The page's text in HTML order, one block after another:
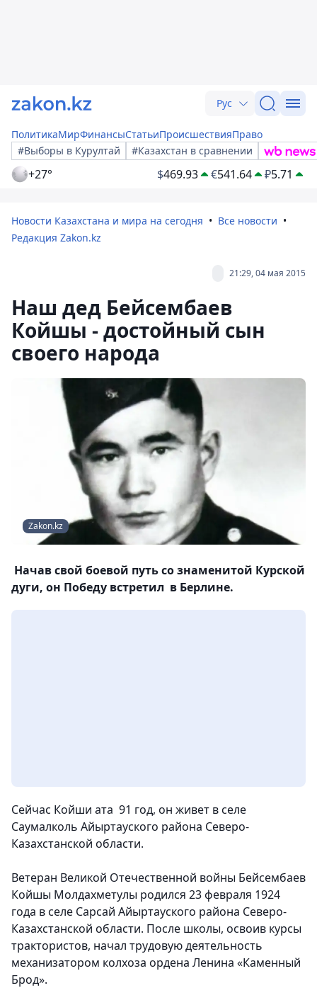
Рус
ПолитикаМирФинансыСтатьиПроисшествияПраво
#Выборы в Курултай
#Казахстан в сравнении
+27° $469.93 €541.64 ₽5.71
Новости Казахстана и мира на сегодня
Все новости
Редакция Zakon.kz
21:29, 04 мая 2015
Наш дед Бейсембаев
Койшы - достойный сын
своего народа
Zakon.kz
Начав свой боевой путь со знаменитой Курской
дуги, он Победу встретил в Берлине.
Сейчас Койши ата 91 год, он живет в селе
Саумалколь Айыртауского района Северо-
Казахстанской области.
Ветеран Великой Отечественной войны Бейсембаев
Койшы Молдахметулы родился 23 февраля 1924
года в селе Сарсай Айыртауского района Северо-
Казахстанской области. После школы, освоив курсы
трактористов, начал трудовую деятельность
механизатором колхоза ордена Ленина «Каменный
Брод».